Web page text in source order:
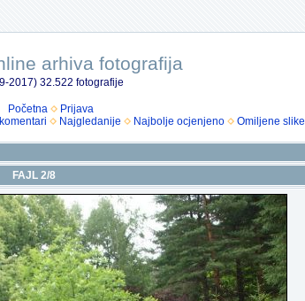
arhiva fotografija
2017) 32.522 fotografije
Početna
Prijava
Najgledanije Najbolje ocjenjeno Omiljene slike
FAJL 2/8